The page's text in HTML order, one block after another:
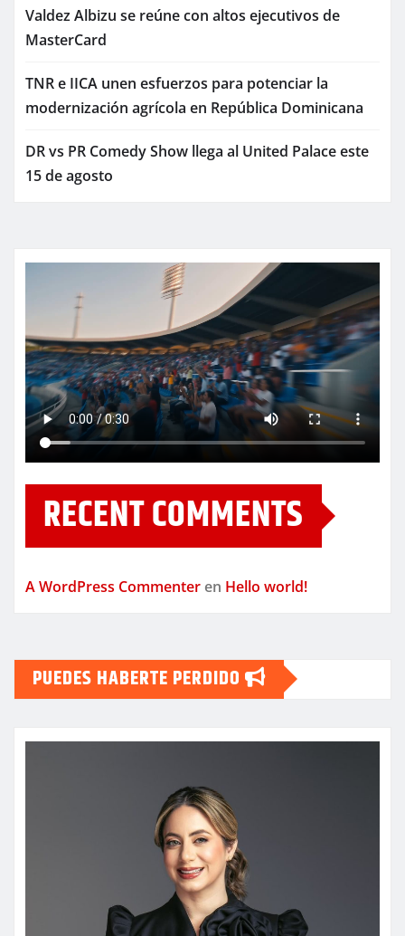
Valdez Albizu se reúne con altos ejecutivos de
MasterCard
TNR e IICA unen esfuerzos para potenciar la
modernización agrícola en República Dominicana
DR vs PR Comedy Show llega al United Palace este
15 de agosto
RECENT COMMENTS
A WordPress Commenter en Hello world!
PUEDES HABERTE PERDIDO